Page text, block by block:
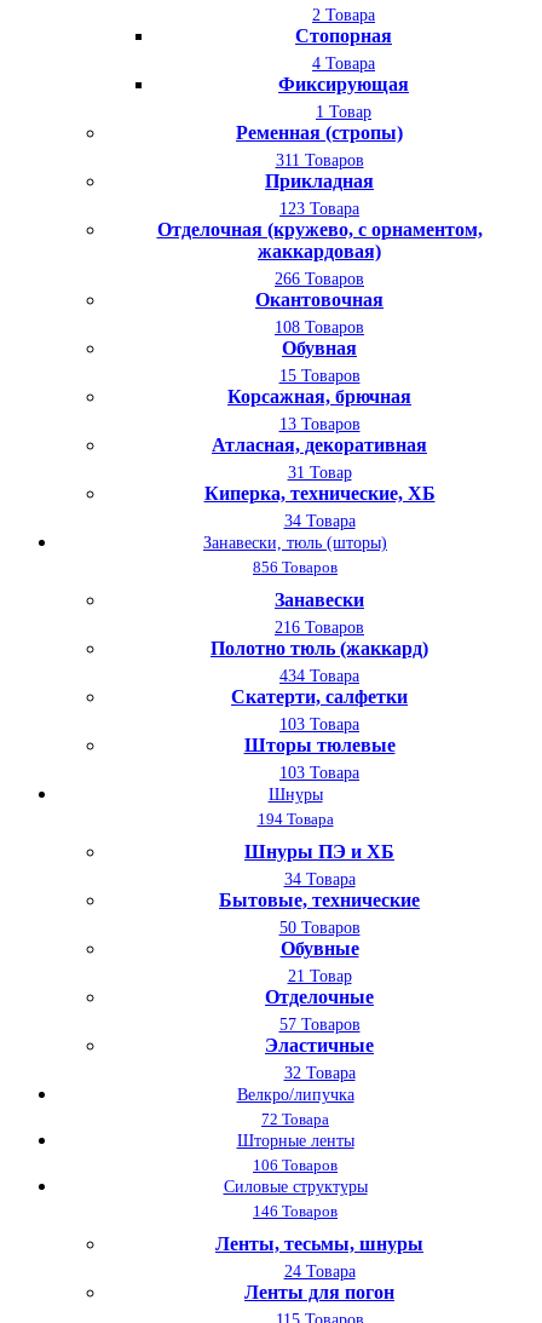
2 Товара
Стопорная
4 Товара
Фиксирующая
1 Товар
Ременная (стропы)
311 Товаров
Прикладная
123 Товара
Отделочная (кружево, с орнаментом,
жаккардовая)
266 Товаров
Окантовочная
108 Товаров
Обувная
15 Товаров
Корсажная, брючная
13 Товаров
Атласная, декоративная
31 Товар
Киперка, технические, ХБ
34 Товара
Занавески, тюль (шторы)
856 Товаров
Занавески
216 Товаров
Полотно тюль (жаккард)
434 Товара
Скатерти, салфетки
103 Товара
Шторы тюлевые
103 Товара
Шнуры
194 Товара
Шнуры ПЭ и ХБ
34 Товара
Бытовые, технические
50 Товаров
Обувные
21 Товар
Отделочные
57 Товаров
Эластичные
32 Товара
Велкро/липучка
72 Товара
Шторные ленты
106 Товаров
Силовые структуры
146 Товаров
Ленты, тесьмы, шнуры
24 Товара
Ленты для погон